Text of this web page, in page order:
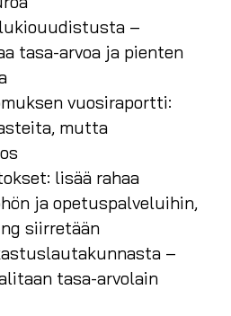
–
tasa-arvoa ja pienten
vuosiraportti:
mutta
lisää rahaa
ja opetuspalveluihin,
siirretään
–
tasa-arvolain